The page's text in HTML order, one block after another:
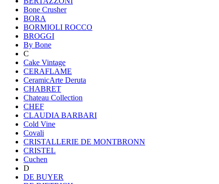
Bone Crusher
BORA
BORMIOLI ROCCO
BROGGI
By Bone
C
Cake Vintage
CERAFLAME
CeramicArte Deruta
CHABRET
Chateau Collection
CHEF
CLAUDIA BARBARI
Cold Vine
Covali
CRISTALLERIE DE MONTBRONN
CRISTEL
Cuchen
D
DE BUYER